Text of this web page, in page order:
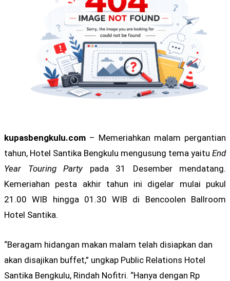
kupasbengkulu.com – Memeriahkan malam pergantian
tahun, Hotel Santika Bengkulu mengusung tema yaitu End
Year Touring Partypada 31 Desember mendatang.
Kemeriahan pesta akhir tahun ini digelar mulai pukul
21.00 WIB hingga 01.30 WIB di Bencoolen Ballroom
Hotel Santika.
“Beragam hidangan makan malam telah disiapkan dan
akan disajikan buffet,” ungkap Public Relations Hotel
Santika Bengkulu, Rindah Nofitri. “Hanya dengan Rp